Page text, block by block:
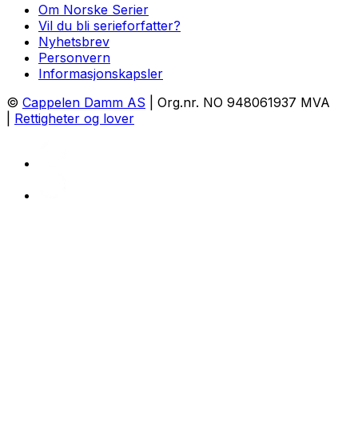
Om Norske Serier
Vil du bli serieforfatter?
Nyhetsbrev
Personvern
Informasjonskapsler
© Cappelen Damm AS | Org.nr. NO 948061937 MVA
Rettigheter og lover